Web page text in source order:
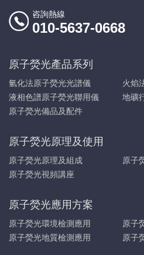
咨詢熱線
010-5637-0668
原子熒光產品系列
氫化法原子熒光光譜儀
火焰
液相色譜原子熒光聯用儀
地礦
原子熒光備品及配件
原子熒光原理及使用
原子熒光原理及組成
原子
原子熒光視頻講座
原子熒光應用方案
原子熒光環境檢測應用
原子
原子熒光地質檢測應用
原子